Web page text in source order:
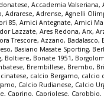
, Accademia Valseriana,
, Adrarese, Adrense, Agnelli
85, Amici Antegnate, Amici
Lazzate, Ares Redona, Arx,
Trescore, Azzano, Badalasco,
, Basiano Masate Sporting,
, Boltiere, Bonate 1951,
, Brembillese, Brembo,
, calcio Bergamo, calcio
, Calcio Rudianese, Calcio
, Caprino, Capriolese, Carobbio,